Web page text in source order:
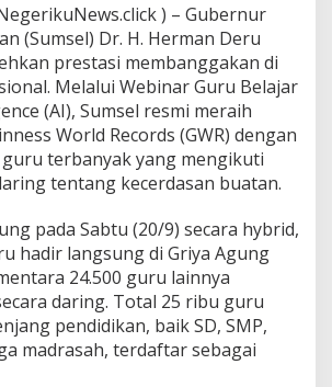
i
h
R
e
k
o
r
D
u
i
a
P
e
l
a
i
) – Gubernur
(Sumsel) Dr. H. Herman Deru
prestasi membanggakan di
Melalui Webinar Guru Belajar
(AI), Sumsel resmi meraih
World Records (GWR) dengan
terbanyak yang mengikuti
tentang kecerdasan buatan.
pada Sabtu (20/9) secara hybrid,
hadir langsung di Griya Agung
24.500 guru lainnya
daring. Total 25 ribu guru
pendidikan, baik SD, SMP,
madrasah, terdaftar sebagai